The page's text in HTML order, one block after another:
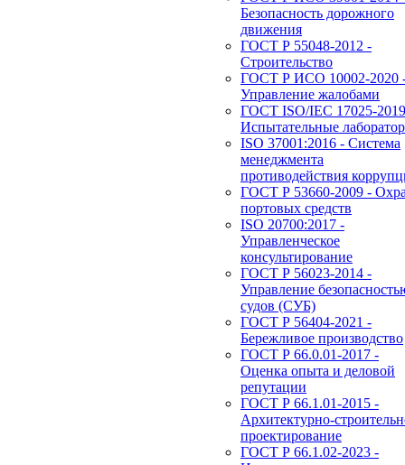
Безопасность дорожного
движения
ГОСТ Р 55048-2012 -
Строительство
ГОСТ Р ИСО 10002-2020
Управление жалобами
ГОСТ ISO/IEC 17025-
Испытательные
ISO 37001:2016 - Система
менеджмента
противодействия
ГОСТ Р 53660-2009 -
портовых средств
ISO 20700:2017 -
Управленческое
консультирование
ГОСТ Р 56023-2014 -
Управление
судов (СУБ)
ГОСТ Р 56404-2021 -
Бережливое производство
ГОСТ Р 66.0.01-2017 -
Оценка опыта и деловой
репутации
ГОСТ Р 66.1.01-2015 -
Архитектурно-
проектирование
ГОСТ Р 66.1.02-2023 -